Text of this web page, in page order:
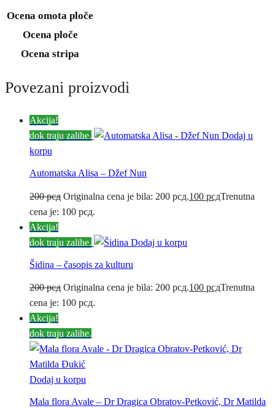
Ocena omota ploče
Ocena ploče
Ocena stripa
Povezani proizvodi
Akcija!
dok traju zalihe.
Dodaj u
korpu
Automatska Alisa – Džef Nun
200рсд Originalna cena je bila: 200 рсд.100 рсдTrenutna
cena je: 100 рсд.
Akcija!
dok traju zalihe.
Dodaj u korpu
Šidina – časopis za kulturu
200рсд Originalna cena je bila: 200 рсд.100 рсдTrenutna
cena je: 100 рсд.
Akcija!
dok traju zalihe.
Dodaj u korpu
Mala flora Avale – Dr Dragica Obratov-Petković, Dr Matilda